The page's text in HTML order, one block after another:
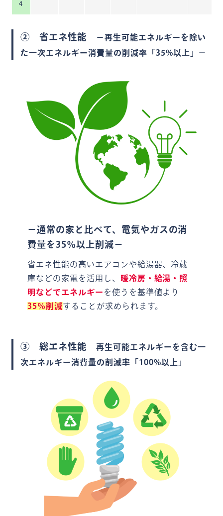
4
② 省エネ性能
－再生可能エネルギーを除い
た一次エネルギー消費量の削減率「35%以上」－
－通常の家と比べて、電気やガスの消
費量を35％以上削減－
省エネ性能の高いエアコンや給湯器、冷蔵
庫などの家電を活用し、
暖冷房・給湯・照
明などでエネルギー を使うを基準値より
35％削減することが求められます。
③ 総エネ性能
再生可能エネルギーを含む一
次エネルギー消費量の削減率「100%以上」